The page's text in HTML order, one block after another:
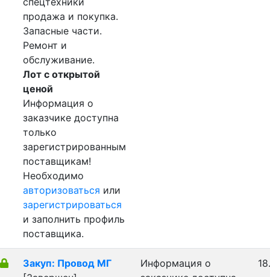
продажа и покупка.
Запасные части.
Ремонт и
обслуживание.
Лот с открытой
ценой
Информация о
заказчике доступна
только
зарегистрированным
поставщикам!
Необходимо
авторизоваться или
зарегистрироваться
и заполнить профиль
поставщика.
Закуп: Провод МГ
Информация о